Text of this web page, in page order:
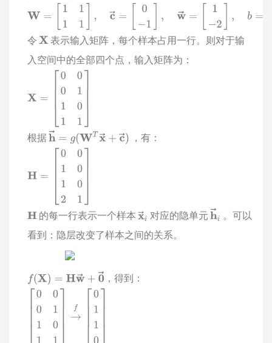
令
表示输入矩阵，每个样本占用一行。则对于输
入空间中的全部四个点，输入矩阵为：
根据 ，有：
的每一行表示一个样本 对应的隐单元
。可以
看到：隐层改变了样本之间的关系。
，得到：